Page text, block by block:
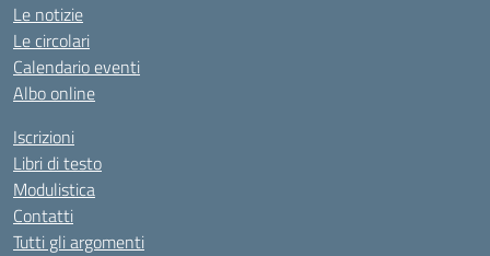
Le notizie
Le circolari
Calendario eventi
Albo online
Iscrizioni
Libri di testo
Modulistica
Contatti
Tutti gli argomenti